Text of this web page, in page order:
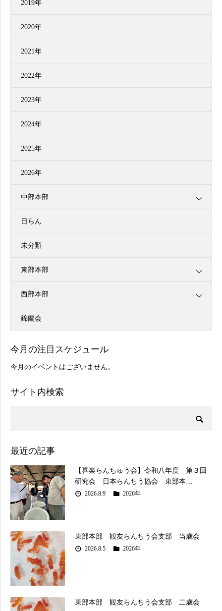
2019年
2020年
2021年
2022年
2023年
2024年
2025年
2026年
中部本部
日らん
未分類
東部本部
西部本部
錦蘭会
今月の注目スケジュール
今月のイベントはございません。
サイト内検索
最近の記事
【喜楽らんちゅう会】令和八年度 第３回
研究会 日本らんちう協会 東部本…
2026.8.9 2026年
東部本部 観友らんちう会支部 当歳会
2026.8.5 2026年
東部本部 観友らんちう会支部 二歳会